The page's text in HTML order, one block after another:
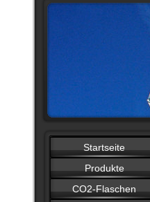
Startseite
Produkte
CO2-Flaschen